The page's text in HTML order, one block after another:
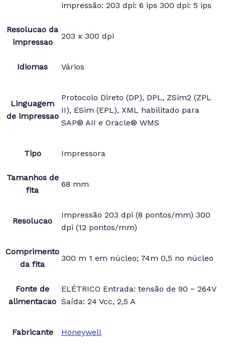
impressão: 203 dpi: 6 ips 300 dpi: 5 ips
Resolucao da
impressao
203 x 300 dpi
Idiomas Vários
Linguagem
de impressao
Protocolo Direto (DP), DPL, ZSim2 (ZPL
II), ESim (EPL), XML habilitado para
SAP® AII e Oracle® WMS
Tipo Impressora
Tamanhos de
fita
68 mm
Resolucao
Impressão 203 dpi (8 pontos/mm) 300
dpi (12 pontos/mm)
Comprimento
da fita
300 m 1 em núcleo; 74m 0,5 no núcleo
Fonte de
alimentacao
ELÉTRICO Entrada: tensão de 90 ~ 264V
Saída: 24 Vcc, 2,5 A
Fabricante Honeywell